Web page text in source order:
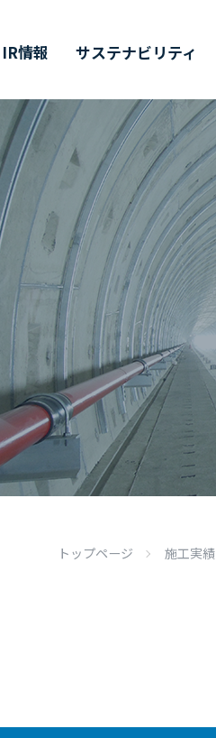
会社概要
CMギャラリー
環境技術
IR情報
その他開示情報
株主通信
単元未満株式の
買取請求について
サステナビリティ
ESG/SDGsについて
DX戦略
インターンシップ
トップページ 施工実績